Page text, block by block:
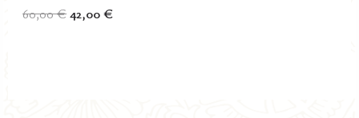
60,00€Le
42,00€Le